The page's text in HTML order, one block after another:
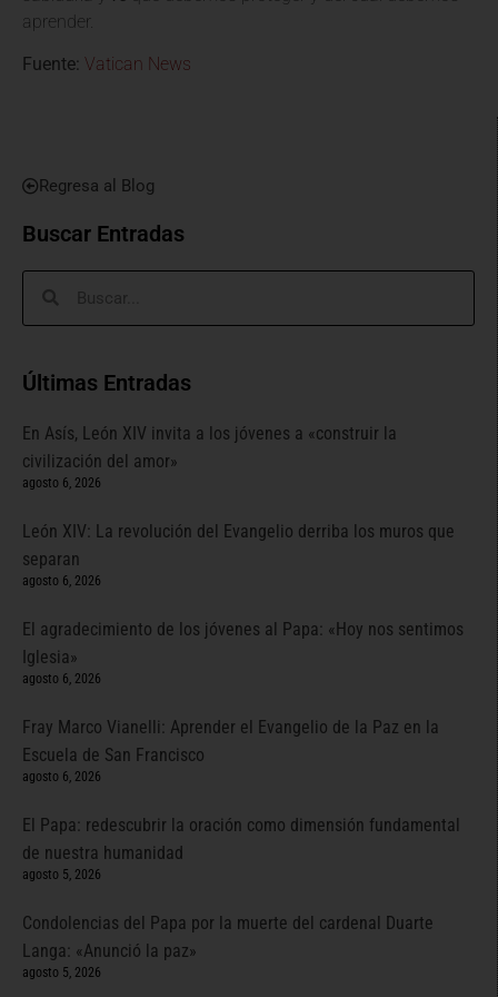
Regresa al Blog
Buscar Entradas
Últimas Entradas
En Asís, León XIV invita a los jóvenes a «construir la
civilización del amor»
agosto 6, 2026
León XIV: La revolución del Evangelio derriba los muros que
separan
agosto 6, 2026
El agradecimiento de los jóvenes al Papa: «Hoy nos sentimos
Iglesia»
agosto 6, 2026
Fray Marco Vianelli: Aprender el Evangelio de la Paz en la
Escuela de San Francisco
agosto 6, 2026
El Papa: redescubrir la oración como dimensión fundamental
de nuestra humanidad
agosto 5, 2026
Condolencias del Papa por la muerte del cardenal Duarte
Langa: «Anunció la paz»
agosto 5, 2026
aprender.
Fuente: Vatican News